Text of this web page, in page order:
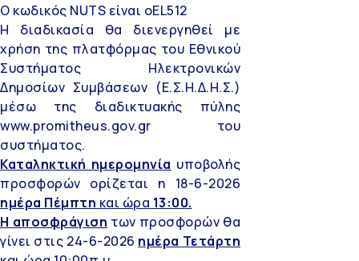
Ο κωδικός NUTS είναι oEL512
Η διαδικασία θα διενεργηθεί με
χρήση της πλατφόρμας του Εθνικού
Συστήματος Ηλεκτρονικών
Δημοσίων Συμβάσεων (Ε.Σ.Η.Δ.Η.Σ.)
µέσω της διαδικτυακής πύλης
www.promitheus.gov.gr του
συστήματος.
Καταληκτική ημερομηνία υποβολής
προσφορών ορίζεται η 18-6-2026
ημέρα Πέμπτη και ώρα 13:00.
Η αποσφράγιση των προσφορών θα
γίνει στις 24-6-2026 ημέρα Τετάρτη